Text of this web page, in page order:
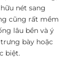
nét sang
cũng rất mềm
lâu bền và ý
bày hoặc
biệt.